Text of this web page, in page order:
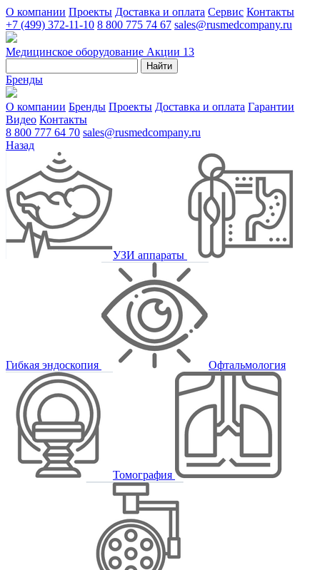
О компании Проекты Доставка и оплата Сервис Контакты
+7 (499) 372-11-10 8 800 775 74 67 sales@rusmedcompany.ru
Медицинское оборудование Акции 13
Найти
Бренды
О компании Бренды Проекты Доставка и оплата Гарантии
Видео Контакты
8 800 777 64 70 sales@rusmedcompany.ru
Назад
УЗИ аппараты
Гибкая эндоскопия Офтальмология
Томография